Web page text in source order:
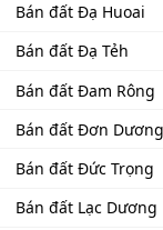
Bán đất Đạ Huoai
Bán đất Đạ Tẻh
Bán đất Đam Rông
Bán đất Đơn Dương
Bán đất Đức Trọng
Bán đất Lạc Dương